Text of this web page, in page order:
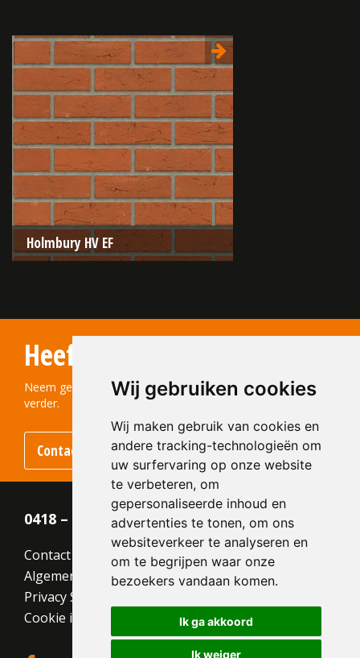
Wij gebruiken cookies
Wij maken gebruik van cookies en
andere tracking-technologieën om
uw surfervaring op onze website
te verbeteren, om
gepersonaliseerde inhoud en
advertenties te tonen, om ons
websiteverkeer te analyseren en
om te begrijpen waar onze
bezoekers vandaan komen.
Ik ga akkoord
Ik weiger
Holmbury HV EF
Type:
Handvorm (HV)
Formaat:
Engels Formaat (EF)
215x100x65
Structuur:
Kleur:
Oranje
Heeft u vragen?
Neem gerust contact met ons op! We helpen u graag
verder.
Contact opnemen
0418 – 55 22 21
Contact
Algemene voorwaarden
Privacy Statement
Cookie instellingen